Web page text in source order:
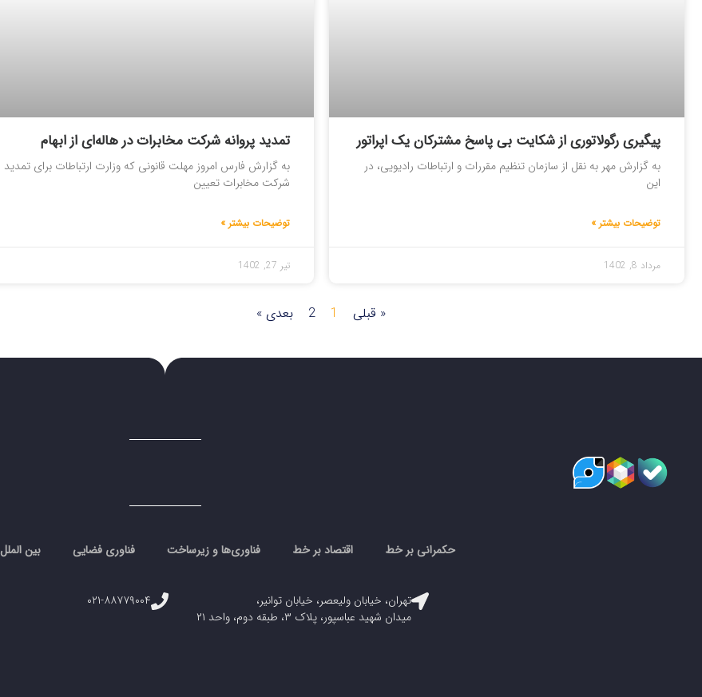
پیگیری رگولاتوری از شکایت بی پاسخ مشترکان یک اپراتور
به گزارش مهر به نقل از سازمان تنظیم مقررات و ارتباطات رادیویی، در
این
توضیحات بیشتر »
مرداد 8, 1402
تمدید پروانه شرکت مخابرات در هاله‌ای از ابهام
به گزارش فارس امروز مهلت قانونی که وزارت ارتباطات برای تمدید
شرکت مخابرات تعیین
توضیحات بیشتر »
تیر 27, 1402
« قبلی 1
2 بعدی »
حکمرانی بر خط اقتصاد بر خط فناوری‌ها و زیرساخت فناوری فضایی بین الملل
تهران، خیابان ولیعصر، خیابان توانیر،
میدان شهید عباسپور، پلاک ۳، طبقه دوم، واحد ۲۱
۰۲۱-۸۸۷۷۹۰۰۴